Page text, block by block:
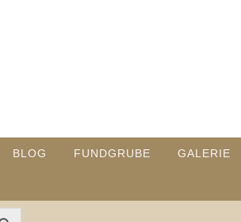
BLOG FUNDGRUBE GALERIE